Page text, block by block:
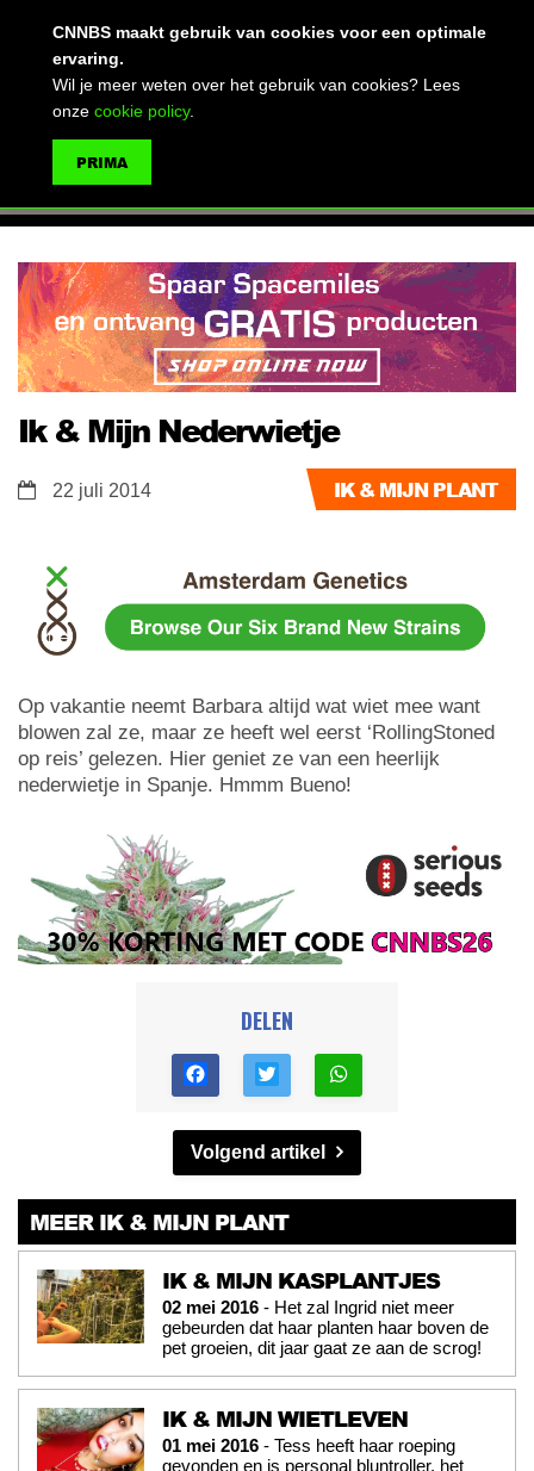
Ik & Mijn Nederwietje
IK & MIJN PLANT
22 juli 2014
Op vakantie neemt Barbara altijd wat wiet mee want
blowen zal ze, maar ze heeft wel eerst ‘RollingStoned
op reis’ gelezen. Hier geniet ze van een heerlijk
nederwietje in Spanje. Hmmm Bueno!
DELEN
Volgend artikel
MEER IK & MIJN PLANT
IK & MIJN KASPLANTJES
02 mei 2016 - Het zal Ingrid niet meer
gebeurden dat haar planten haar boven de
pet groeien, dit jaar gaat ze aan de scrog!
IK & MIJN WIETLEVEN
01 mei 2016 - Tess heeft haar roeping
gevonden en is personal bluntroller, het
CNNBS maakt gebruik van cookies voor een optimale
ervaring.
Wil je meer weten over het gebruik van cookies? Lees
onze cookie policy.
PRIMA